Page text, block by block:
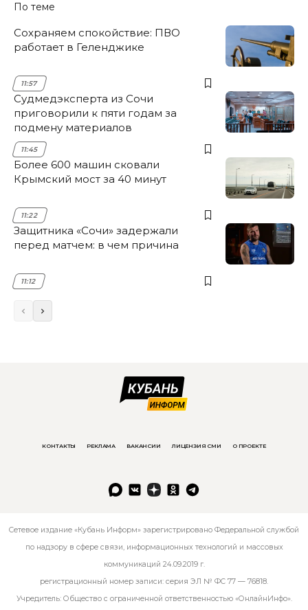
По теме
Сохраняем спокойствие: ПВО
работает в Геленджике
11:57
Судмедэксперта из Сочи
приговорили к пяти годам за
подмену материалов
11:45
Более 600 машин сковали
Крымский мост за 40 минут
11:22
Защитника «Сочи» задержали
перед матчем: в чем причина
11:12
КОНТАКТЫ РЕКЛАМА ВАКАНСИИ ЛИЦЕНЗИЯ СМИ О ПРОЕКТЕ
Сетевое издание «Кубань Информ» зарегистрировано Федеральной службой
по надзору в сфере связи, информационных технологий и массовых
коммуникаций 24.09.2019 г.
регистрационный номер записи: серия ЭЛ № ФС 77 — 76818.
Учредитель: Общество с ограниченной ответственностью «ОнлайнИнфо».